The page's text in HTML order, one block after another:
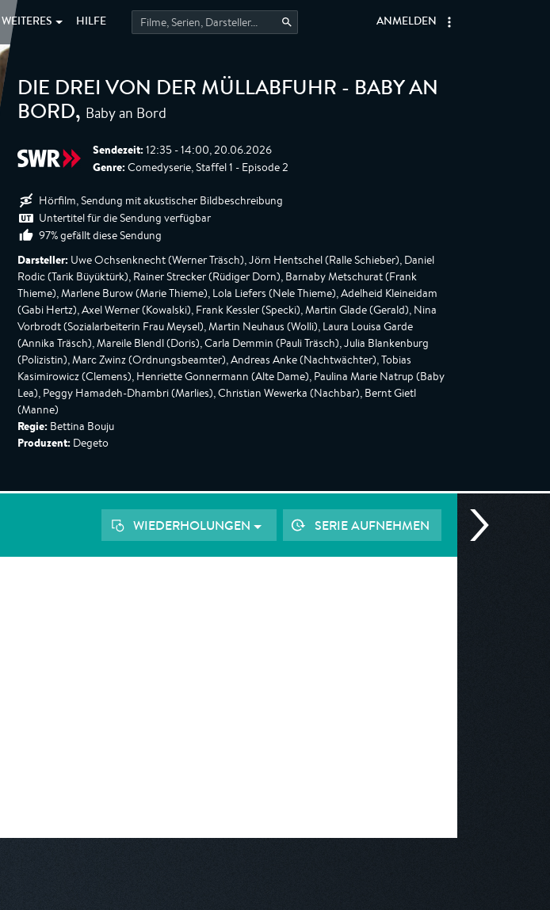
WEITERES HILFE ANMELDEN
DIE DREI VON DER MÜLLABFUHR - BABY AN
BORD, Baby an Bord
Sendezeit: 12:35 - 14:00, 20.06.2026
Genre: Comedyserie, Staffel 1 - Episode 2
Hörfilm, Sendung mit akustischer Bildbeschreibung
Untertitel für die Sendung verfügbar
97% gefällt diese Sendung
Darsteller: Uwe Ochsenknecht (Werner Träsch), Jörn Hentschel (Ralle Schieber), Daniel
Rodic (Tarik Büyüktürk), Rainer Strecker (Rüdiger Dorn), Barnaby Metschurat (Frank
Thieme), Marlene Burow (Marie Thieme), Lola Liefers (Nele Thieme), Adelheid Kleineidam
(Gabi Hertz), Axel Werner (Kowalski), Frank Kessler (Specki), Martin Glade (Gerald), Nina
Vorbrodt (Sozialarbeiterin Frau Meysel), Martin Neuhaus (Wolli), Laura Louisa Garde
(Annika Träsch), Mareile Blendl (Doris), Carla Demmin (Pauli Träsch), Julia Blankenburg
(Polizistin), Marc Zwinz (Ordnungsbeamter), Andreas Anke (Nachtwächter), Tobias
Kasimirowicz (Clemens), Henriette Gonnermann (Alte Dame), Paulina Marie Natrup (Baby
Lea), Peggy Hamadeh-Dhambri (Marlies), Christian Wewerka (Nachbar), Bernt Gietl
(Manne)
Regie: Bettina Bouju
Produzent: Degeto
SERIE AUFNEHMEN
WIEDERHOLUNGEN